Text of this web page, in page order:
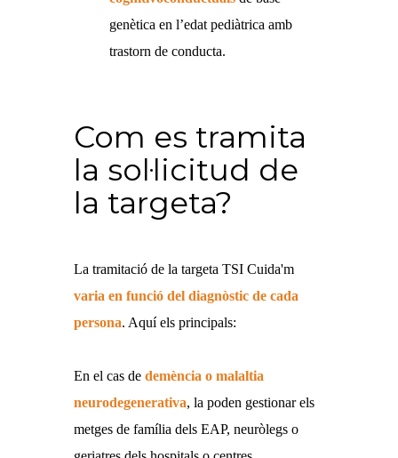
genètica en l’edat pediàtrica amb
trastorn de conducta.
Com es tramita
la sol·licitud de
la targeta?
La tramitació de la targeta TSI Cuida'm
varia en funció del diagnòstic de cada
persona. Aquí els principals:
En el cas dedemència o malaltia
neurodegenerativa, la poden gestionar els
metges de família dels EAP, neuròlegs o